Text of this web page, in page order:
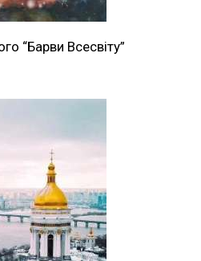
“Барви Всесвіту”